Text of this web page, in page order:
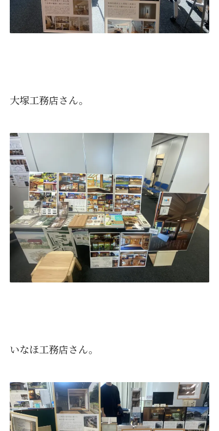
大塚工務店さん。
いなほ工務店さん。